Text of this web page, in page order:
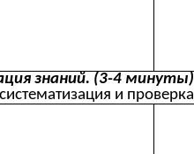
знаний. (3-4 минуты)
и